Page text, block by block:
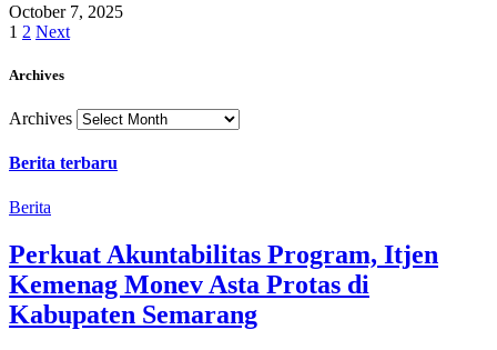
October 7, 2025
1 2 Next
Archives
Archives
Berita terbaru
Berita
Perkuat Akuntabilitas Program, Itjen
Kemenag Monev Asta Protas di
Kabupaten Semarang